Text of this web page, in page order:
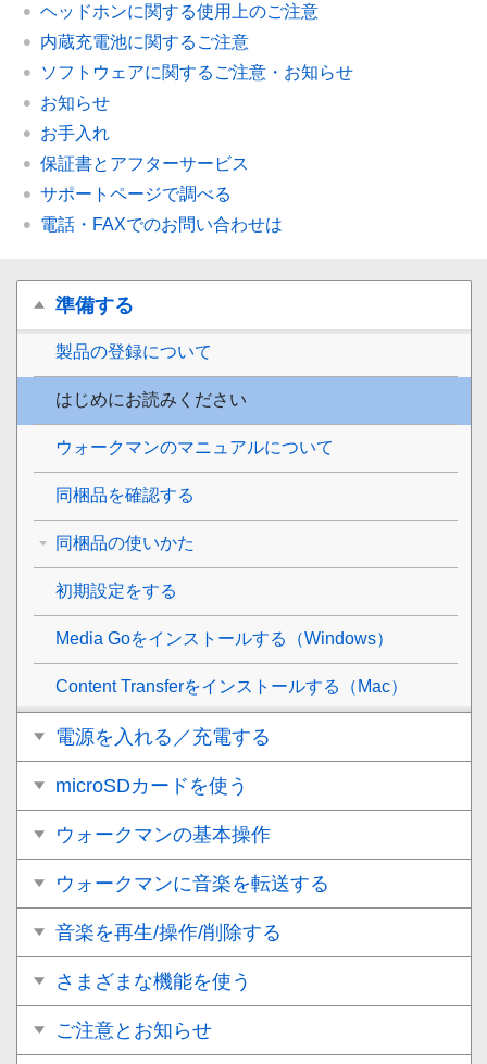
ヘッドホンに関する使用上のご注意
内蔵充電池に関するご注意
ソフトウェアに関するご注意・お知らせ
お知らせ
お手入れ
保証書とアフターサービス
サポートページで調べる
電話・FAXでのお問い合わせは
準備する
製品の登録について
はじめにお読みください
ウォークマンのマニュアルについて
同梱品を確認する
同梱品の使いかた
初期設定をする
Media Goをインストールする（Windows）
Content Transferをインストールする（Mac）
電源を入れる／充電する
microSDカードを使う
ウォークマンの基本操作
ウォークマンに音楽を転送する
音楽を再生/操作/削除する
さまざまな機能を使う
ご注意とお知らせ